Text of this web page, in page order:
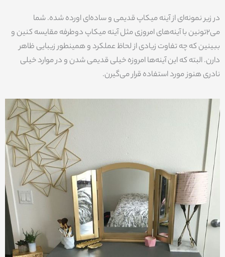
در زیر نمونه‌ای از آینه میکاپ قدیمی و ساده‌ای اورده شده. شما
می2تونین با آینه‌های امروزی مثل آینه میکاپ دوطرفه مقایسه کنین و
ببینین که چه تفاوت زیادی از لحاظ عملکرد و همینطور زیبایی ظاهر
دارن. البته که این آینه‌ها امروزه خیلی قدیمی شدن و در موارد خیلی
نادری هنوز مورد استفاده قرار می‌گیرن.